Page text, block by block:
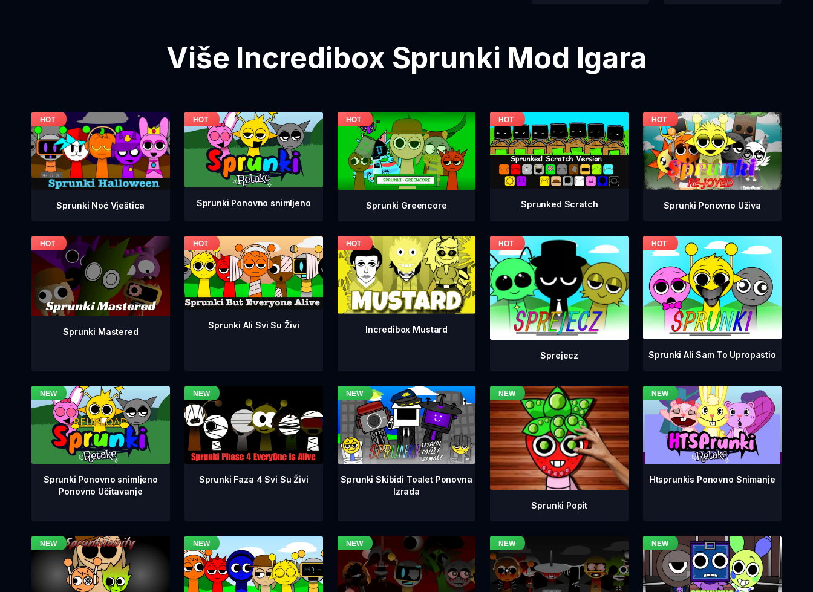
Više Incredibox Sprunki Mod Igara
Sprunki Noć Vještica Sprunki Ponovno snimljeno Sprunki Greencore Sprunked Scratch Sprunki Ponovno Uživa
Sprunki Mastered
Sprunki Ali Svi Su Živi Incredibox Mustard
Sprejecz Sprunki Ali Sam To Upropastio
Sprunki Ponovno snimljeno
Ponovno Učitavanje
Sprunki Faza 4 Svi Su Živi
Sprunki Skibidi Toalet Ponovna
Izrada
Sprunki Popit
Htsprunkis Ponovno Snimanje